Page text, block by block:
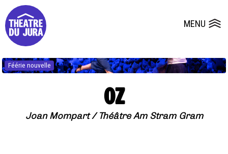
MENU
Presse
Salles
Dépôts de dossiers
Féérie nouvelle
OZ
Joan Mompart / Théâtre Am Stram Gram